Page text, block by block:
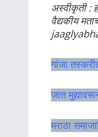
अस्वीकृती :
वैद्यकीय
गांजा
जात
मराठा